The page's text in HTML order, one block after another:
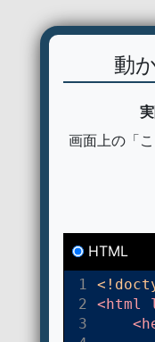
動
画面上の「